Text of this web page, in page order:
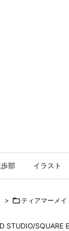
部 イラスト
> ティアマーメイ
STUDIO/